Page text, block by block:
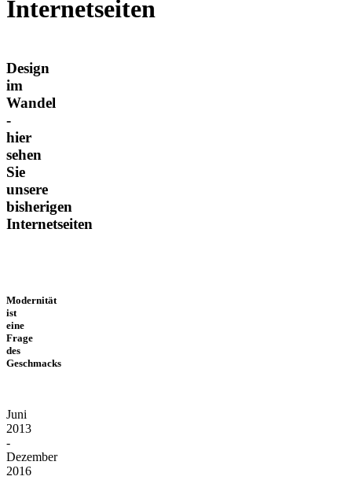
Internetseiten
Design
im
Wandel
-
hier
sehen
Sie
unsere
bisherigen
Internetseiten
Modernität
ist
eine
Frage
des
Geschmacks
Juni
2013
-
Dezember
2016